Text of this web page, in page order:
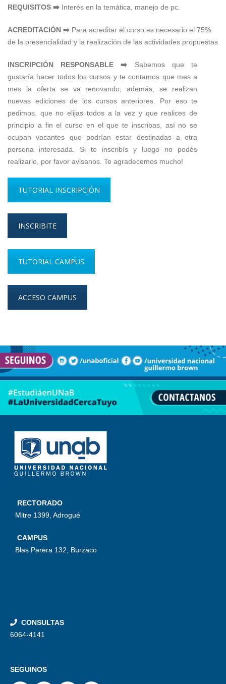
REQUISITOS ➡️ Interés en la temática, manejo de pc.
ACREDITACIÓN ➡️ Para acreditar el curso es necesario el 75%
de la presencialidad y la realización de las actividades propuestas
INSCRIPCIÓN RESPONSABLE ➡️ Sabemos que te
gustaría hacer todos los cursos y te contamos que mes a
mes la oferta se va renovando, además, se realizan
nuevas ediciones de los cursos anteriores. Por eso te
pedimos, que no elijas todos a la vez y que realices de
principio a fin el curso en el que te inscribas, así no se
ocupan vacantes que podrían estar destinadas a otra
persona interesada. Si te inscribís y luego no podés
realizarlo, por favor avisanos. Te agradecemos mucho!
TUTORIAL INSCRIPCIÓN
INSCRIBITE
TUTORIAL CAMPUS
ACCESO CAMPUS
RECTORADO
Mitre 1399, Adrogué
CAMPUS
Blas Parera 132, Burzaco
CONSULTAS
6064-4141
SEGUINOS